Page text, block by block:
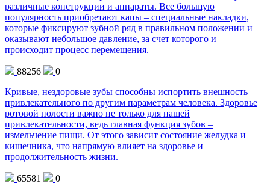
различные конструкции и аппараты. Все большую
популярность приобретают капы – специальные накладки,
которые фиксируют зубной ряд в правильном положении и
оказывают небольшое давление, за счет которого и
происходит процесс перемещения.
88256
0
Кривые, нездоровые зубы способны испортить внешность
привлекательного по другим параметрам человека. Здоровье
ротовой полости важно не только для нашей
привлекательности, ведь главная функция зубов –
измельчение пищи. От этого зависит состояние желудка и
кишечника, что напрямую влияет на здоровье и
продолжительность жизни.
65581
0